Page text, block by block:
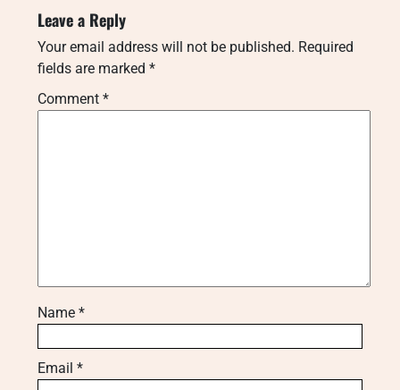
Leave a Reply
Your email address will not be published. Required
fields are marked *
Comment *
Name *
Email *